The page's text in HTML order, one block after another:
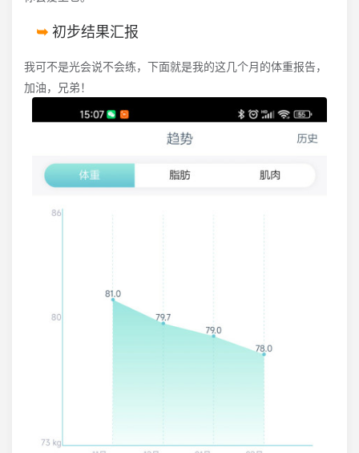
初步结果汇报
我可不是光会说不会练，下面就是我的这几个月的体重报告，
加油，兄弟！